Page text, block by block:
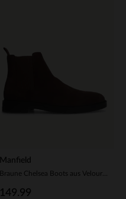
Manfield
Braune Chelsea Boots aus Veloursleder
149.99